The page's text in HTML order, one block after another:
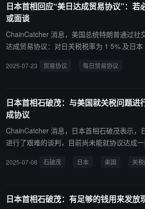
能出现变动。除各地地方组织要求首相辞职
更有中坚及年轻议员提出应召开仅次于党大会
总会”，要求提前举行选举表决。 受此影响，日经 225 指数扩大涨
势，站上 41000 点，日内涨超 3%。美元兑日
日本首相回应“美日达成贸易协议”：若
或面谈
ChainCatcher 消息，美国总统特朗普通过社
达成贸易协议：对日关税税率为 1 5% 及日
生担当大臣赤泽亮正的详细汇报，如有必要将
是日本经济再生担当大臣赤泽亮正顽强谈判
2025-07-23 贸易协议 每日贸易协议
日本首相石破茂：与美国就关税问题进
成协议
ChainCatcher 消息，日本首相石破茂表示，
进行了艰难的谈判，目前尚未能就协议达成
国的过去谈判，日本成功避免了关税升至
2025-07-08 石破茂 日本 美国 关
日本首相石破茂：有足够的钱用来发放